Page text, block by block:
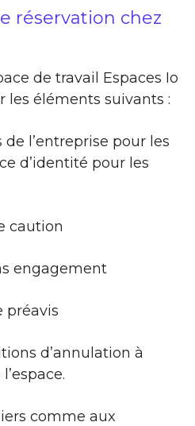
réservation chez
de travail Espaces Io
les éléments suivants :
de l’entreprise pour les
d’identité pour les
caution
engagement
préavis
d’annulation à
comme aux